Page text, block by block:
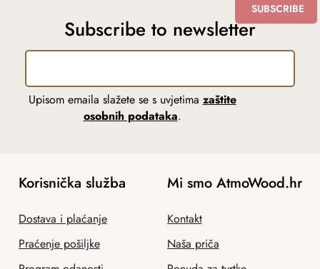
Subscribe to newsletter
Upisom emaila slažete se s uvjetima zaštite
osobnih podataka.
SUBSCRIBE
Korisnička služba
Dostava i plaćanje
Praćenje pošiljke
Mi smo AtmoWood.hr
Kontakt
Naša priča